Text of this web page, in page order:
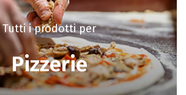
Tutti i prodotti per
Pizzerie